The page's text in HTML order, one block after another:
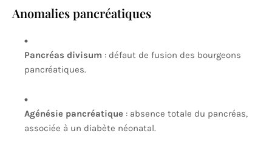
Anomalies pancréatiques
Pancréas divisum : défaut de fusion des bourgeons
pancréatiques.
Agénésie pancréatique : absence totale du pancréas,
associée à un diabète néonatal.